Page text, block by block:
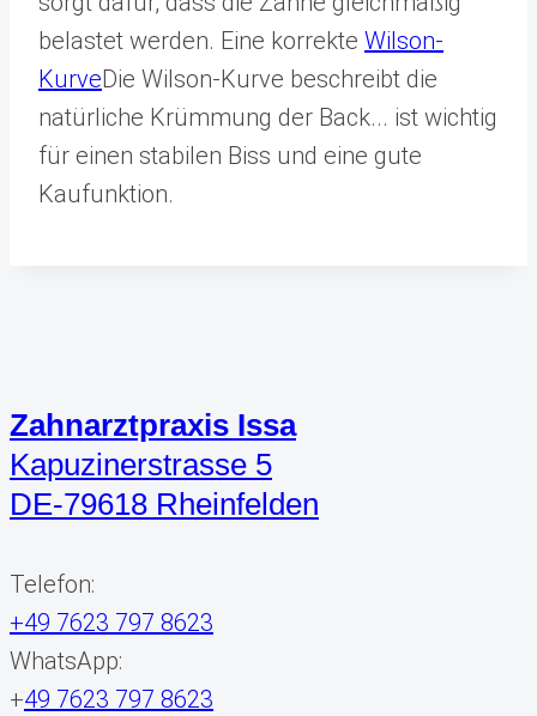
belastet werden. Eine korrekte Wilson-
KurveDie Wilson-Kurve beschreibt die
natürliche Krümmung der Back... ist wichtig
für einen stabilen Biss und eine gute
Kaufunktion.
Zahnarztpraxis Issa
Kapuzinerstrasse 5
DE-79618 Rheinfelden
Telefon:
+49 7623 797 8623
WhatsApp:
+49 7623 797 8623